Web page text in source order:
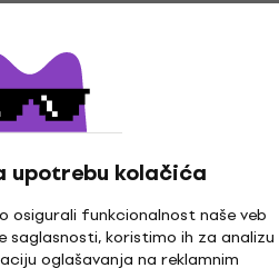
upotrebu kolačića
osigurali funkcionalnost naše veb
saglasnosti, koristimo ih za analizu
oglašavanja na reklamnim
Soundking DG006